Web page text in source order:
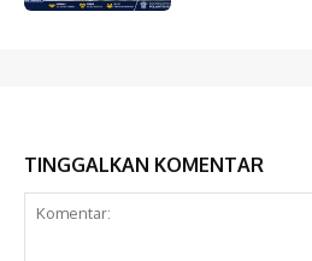
TINGGALKAN KOMENTAR